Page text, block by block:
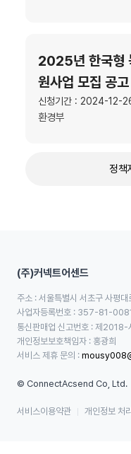
2025년 한국형
원사업 모집 공고
신청기간 : 2024-12-
환경부
정책
(주)커넥트어센드
주소 : 서울특별시 서초구 사평
사업자등록번호 : 357-81-
통신판매업 신고번호 : 제
개인정보보호책임자 : 홍광희
서비스 제휴 문의 :
© ConnectAcsend Co, Ltd.
서비스이용약관 개인정보 처